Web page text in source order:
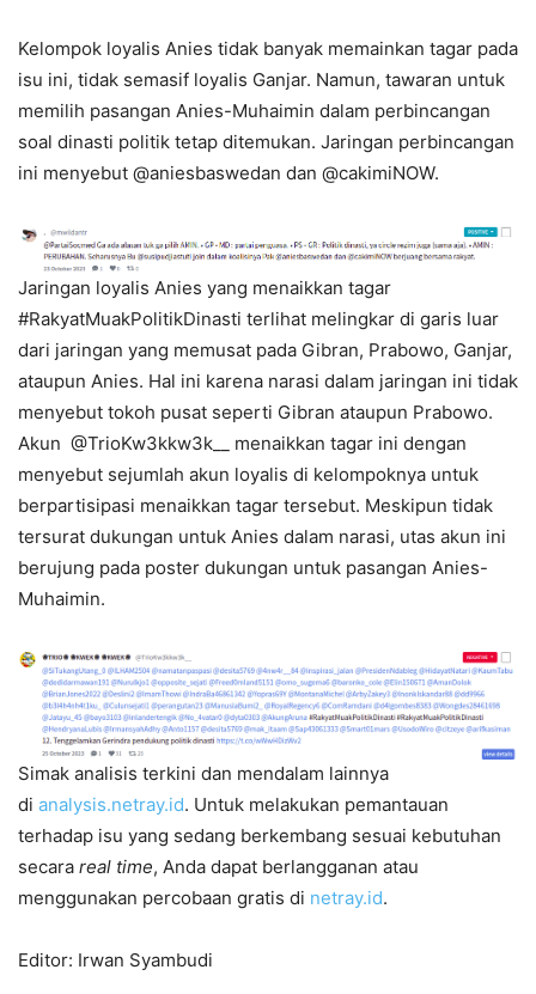
Kelompok loyalis Anies tidak banyak memainkan tagar pada
isu ini, tidak semasif loyalis Ganjar. Namun, tawaran untuk
memilih pasangan Anies-Muhaimin dalam perbincangan
soal dinasti politik tetap ditemukan. Jaringan perbincangan
ini menyebut @aniesbaswedan dan @cakimiNOW.
Jaringan loyalis Anies yang menaikkan tagar
#RakyatMuakPolitikDinasti terlihat melingkar di garis luar
dari jaringan yang memusat pada Gibran, Prabowo, Ganjar,
ataupun Anies. Hal ini karena narasi dalam jaringan ini tidak
menyebut tokoh pusat seperti Gibran ataupun Prabowo.
Akun @TrioKw3kkw3k__ menaikkan tagar ini dengan
menyebut sejumlah akun loyalis di kelompoknya untuk
berpartisipasi menaikkan tagar tersebut. Meskipun tidak
tersurat dukungan untuk Anies dalam narasi, utas akun ini
berujung pada poster dukungan untuk pasangan Anies-
Muhaimin.
Simak analisis terkini dan mendalam lainnya
di analysis.netray.id. Untuk melakukan pemantauan
terhadap isu yang sedang berkembang sesuai kebutuhan
secara real time, Anda dapat berlangganan atau
menggunakan percobaan gratis di netray.id.
Editor: Irwan Syambudi